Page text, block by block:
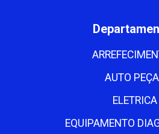
AUTO
ELETRICA
EQUIPAMENTO